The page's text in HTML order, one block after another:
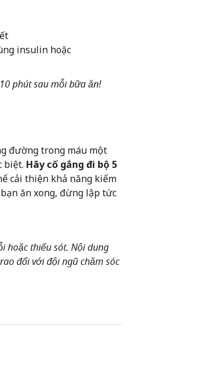
insulin hoặc
phút sau mỗi bữa ăn!
đường trong máu một
biệt. Hãy cố gắng đi bộ 5
cải thiện khả năng kiểm
ăn xong, đừng lập tức
hoặc thiếu sót. Nội dung
đổi với đội ngũ chăm sóc